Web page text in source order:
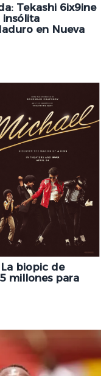
Tekashi 6ix9ine
insólita
en Nueva
biopic de
millones para